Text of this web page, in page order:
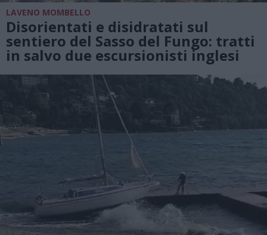
LAVENO MOMBELLO
Disorientati e disidratati sul
sentiero del Sasso del Fungo: tratti
in salvo due escursionisti inglesi